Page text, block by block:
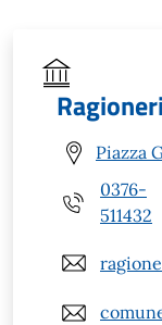
Piazza
0376-
511432